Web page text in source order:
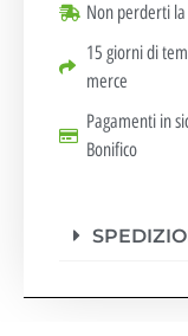
Non perderti
15 giorni di
merce
Pagamenti in
Bonifico